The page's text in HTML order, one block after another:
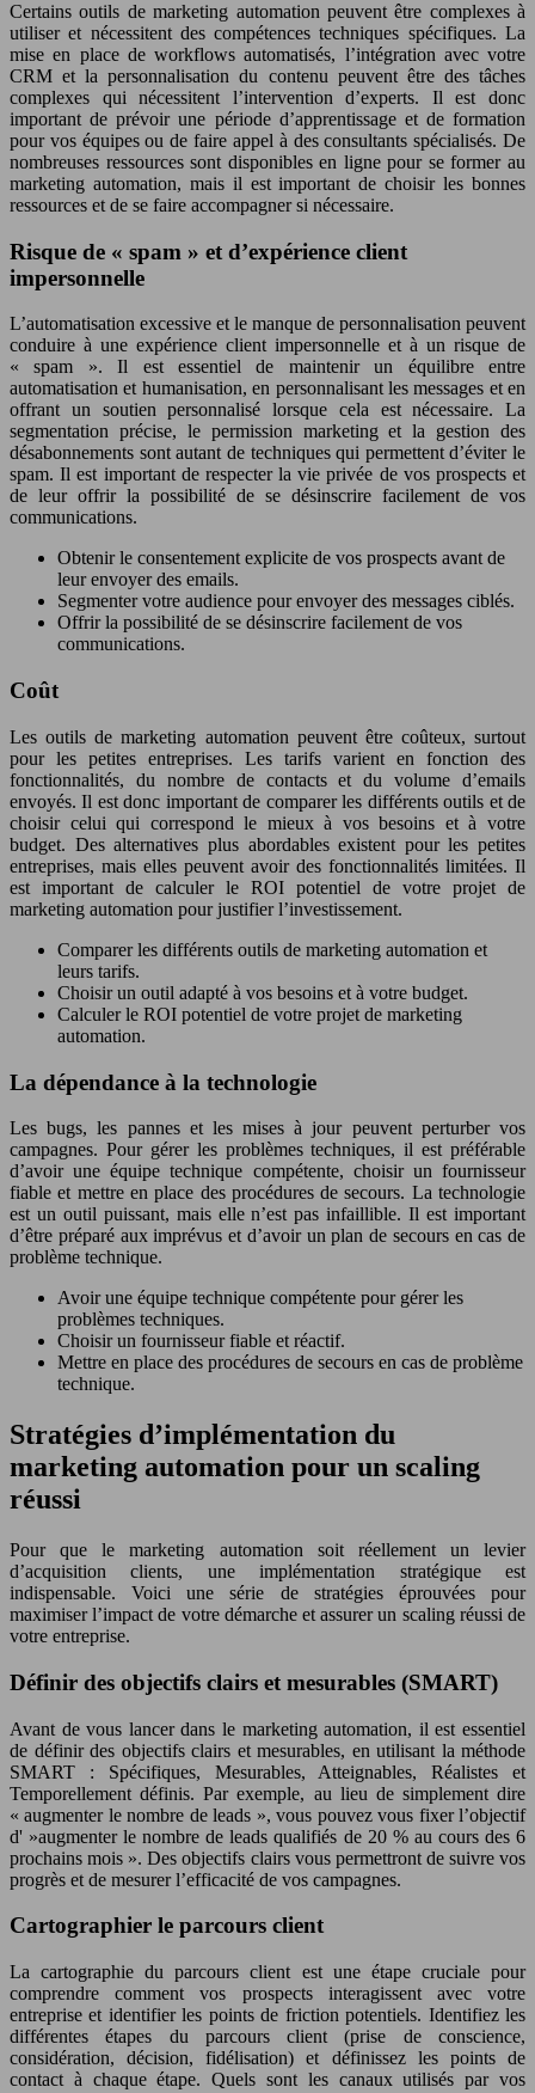
Certains outils de marketing automation peuvent être complexes à
utiliser et nécessitent des compétences techniques spécifiques. La
mise en place de workflows automatisés, l’intégration avec votre
CRM et la personnalisation du contenu peuvent être des tâches
complexes qui nécessitent l’intervention d’experts. Il est donc
important de prévoir une période d’apprentissage et de formation
pour vos équipes ou de faire appel à des consultants spécialisés. De
nombreuses ressources sont disponibles en ligne pour se former au
marketing automation, mais il est important de choisir les bonnes
ressources et de se faire accompagner si nécessaire.
Risque de « spam » et d’expérience client
impersonnelle
L’automatisation excessive et le manque de personnalisation peuvent
conduire à une expérience client impersonnelle et à un risque de
« spam ». Il est essentiel de maintenir un équilibre entre
automatisation et humanisation, en personnalisant les messages et en
offrant un soutien personnalisé lorsque cela est nécessaire. La
segmentation précise, le permission marketing et la gestion des
désabonnements sont autant de techniques qui permettent d’éviter le
spam. Il est important de respecter la vie privée de vos prospects et
de leur offrir la possibilité de se désinscrire facilement de vos
communications.
Obtenir le consentement explicite de vos prospects avant de
leur envoyer des emails.
Segmenter votre audience pour envoyer des messages ciblés.
Offrir la possibilité de se désinscrire facilement de vos
communications.
Coût
Les outils de marketing automation peuvent être coûteux, surtout
pour les petites entreprises. Les tarifs varient en fonction des
fonctionnalités, du nombre de contacts et du volume d’emails
envoyés. Il est donc important de comparer les différents outils et de
choisir celui qui correspond le mieux à vos besoins et à votre
budget. Des alternatives plus abordables existent pour les petites
entreprises, mais elles peuvent avoir des fonctionnalités limitées. Il
est important de calculer le ROI potentiel de votre projet de
marketing automation pour justifier l’investissement.
Comparer les différents outils de marketing automation et
leurs tarifs.
Choisir un outil adapté à vos besoins et à votre budget.
Calculer le ROI potentiel de votre projet de marketing
automation.
La dépendance à la technologie
Les bugs, les pannes et les mises à jour peuvent perturber vos
campagnes. Pour gérer les problèmes techniques, il est préférable
d’avoir une équipe technique compétente, choisir un fournisseur
fiable et mettre en place des procédures de secours. La technologie
est un outil puissant, mais elle n’est pas infaillible. Il est important
d’être préparé aux imprévus et d’avoir un plan de secours en cas de
problème technique.
Avoir une équipe technique compétente pour gérer les
problèmes techniques.
Choisir un fournisseur fiable et réactif.
Mettre en place des procédures de secours en cas de problème
technique.
Stratégies d’implémentation du
marketing automation pour un scaling
réussi
Pour que le marketing automation soit réellement un levier
d’acquisition clients, une implémentation stratégique est
indispensable. Voici une série de stratégies éprouvées pour
maximiser l’impact de votre démarche et assurer un scaling réussi de
votre entreprise.
Définir des objectifs clairs et mesurables (SMART)
Avant de vous lancer dans le marketing automation, il est essentiel
de définir des objectifs clairs et mesurables, en utilisant la méthode
SMART : Spécifiques, Mesurables, Atteignables, Réalistes et
Temporellement définis. Par exemple, au lieu de simplement dire
« augmenter le nombre de leads », vous pouvez vous fixer l’objectif
d' »augmenter le nombre de leads qualifiés de 20 % au cours des 6
prochains mois ». Des objectifs clairs vous permettront de suivre vos
progrès et de mesurer l’efficacité de vos campagnes.
Cartographier le parcours client
La cartographie du parcours client est une étape cruciale pour
comprendre comment vos prospects interagissent avec votre
entreprise et identifier les points de friction potentiels. Identifiez les
différentes étapes du parcours client (prise de conscience,
considération, décision, fidélisation) et définissez les points de
contact à chaque étape. Quels sont les canaux utilisés par vos